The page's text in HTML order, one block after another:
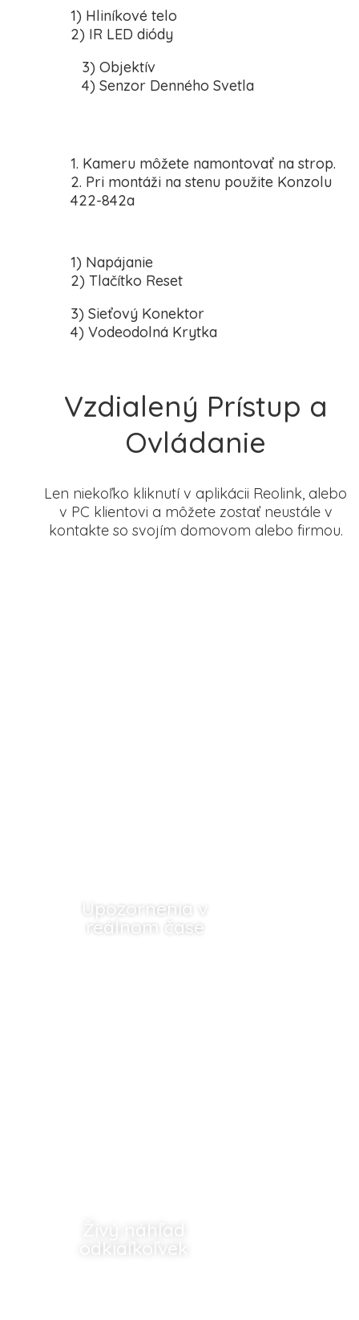
1) Hliníkové telo
2) IR LED diódy
3) Objektív
4) Senzor Denného Svetla
1. Kameru môžete namontovať na strop.
2. Pri montáži na stenu použite Konzolu
422-842a
1) Napájanie
2) Tlačítko Reset
3) Sieťový Konektor
4) Vodeodolná Krytka
Vzdialený Prístup a
Ovládanie
Len niekoľko kliknutí v aplikácii Reolink, alebo
v PC klientovi a môžete zostať neustále v
kontakte so svojím domovom alebo firmou.
Upozornenia v
reálnom čase
odkiaľkoľvek